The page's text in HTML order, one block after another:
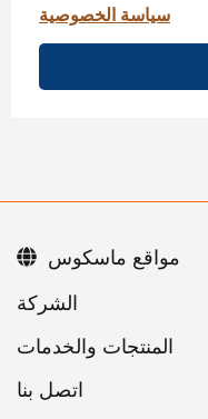
سياسة الخصوصية
اتصل بنا
مواقع ماسكوس